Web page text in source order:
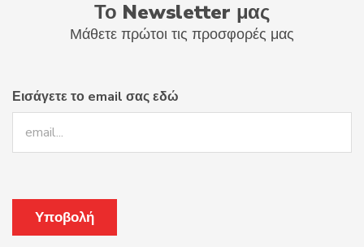
Το Newsletter μας
Μάθετε πρώτοι τις προσφορές μας
Εισάγετε το email σας εδώ